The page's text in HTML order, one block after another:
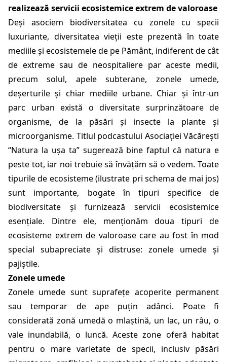
realizează servicii ecosistemice extrem de valoroase
Deși asociem biodiversitatea cu zonele cu specii
luxuriante, diversitatea vieții este prezentă în toate
mediile și ecosistemele de pe Pământ, indiferent de cât
de extreme sau de neospitaliere par aceste medii,
precum solul, apele subterane, zonele umede,
deșerturile și chiar mediile urbane. Chiar și într-un
parc urban există o diversitate surprinzătoare de
organisme, de la păsări și insecte la plante și
microorganisme. Titlul podcastului Asociației Văcărești
“Natura la ușa ta” sugerează bine faptul că natura e
peste tot, iar noi trebuie să învățăm să o vedem. Toate
tipurile de ecosisteme (ilustrate pri schema de mai jos)
sunt importante, bogate în tipuri specifice de
biodiversitate și furnizează servicii ecosistemice
esențiale. Dintre ele, menționăm doua tipuri de
ecosisteme extrem de valoroase care au fost în mod
special subapreciate și distruse: zonele umede și
pajiștile.
Zonele umede
Zonele umede sunt suprafețe acoperite permanent
sau temporar de ape puțin adânci. Poate fi
considerată zonă umedă o mlaștină, un lac, un râu, o
vale inundabilă, o luncă. Aceste zone oferă habitat
pentru o mare varietate de specii, inclusiv păsări